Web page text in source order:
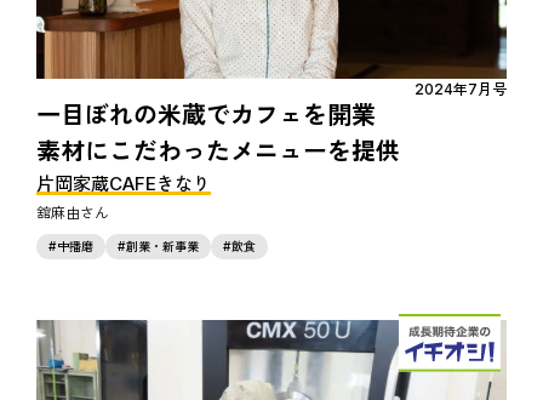
2024年7月号
一目ぼれの米蔵でカフェを開業
素材にこだわったメニューを提供
片岡家蔵CAFEきなり
舘麻由
中播磨 創業・新事業 飲食